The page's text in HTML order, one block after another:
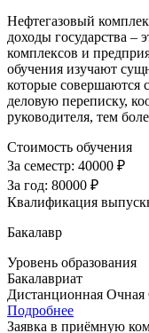
Нефтегазовый
доходы государства
комплексов и
обучения изучают
которые совершаются
деловую переписку,
руководителя, тем
Стоимость обучения
За семестр: 40000 ₽
За год: 80000 ₽
Квалификация
Бакалавр
Уровень образования
Бакалавриат
Дистанционная Очная
Подробнее
Заявка в приёмную